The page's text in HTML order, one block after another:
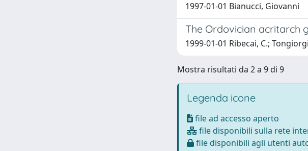
1997-01-01 Bianucci, Giovanni
The Ordovician acritarch
1999-01-01 Ribecai, C.;
Mostra risultati da 2 a 9 di 9
Legenda icone
file ad accesso aperto
file disponibili sulla rete
file disponibili agli utenti